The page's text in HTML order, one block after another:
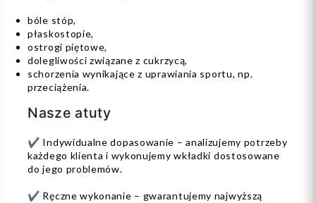
bóle stóp,
płaskostopie,
ostrogi piętowe,
dolegliwości związane z cukrzycą,
schorzenia wynikające z uprawiania sportu, np.
przeciążenia.
Nasze atuty
✔ Indywidualne dopasowanie – analizujemy potrzeby
każdego klienta i wykonujemy wkładki dostosowane
do jego problemów.
✔ Ręczne wykonanie – gwarantujemy najwyższą